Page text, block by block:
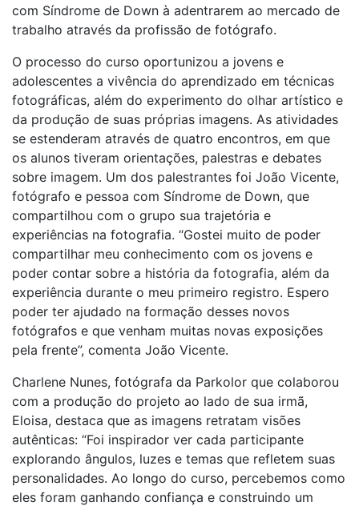
com Síndrome de Down à adentrarem ao mercado de
trabalho através da profissão de fotógrafo.
O processo do curso oportunizou a jovens e
adolescentes a vivência do aprendizado em técnicas
fotográficas, além do experimento do olhar artístico e
da produção de suas próprias imagens. As atividades
se estenderam através de quatro encontros, em que
os alunos tiveram orientações, palestras e debates
sobre imagem. Um dos palestrantes foi João Vicente,
fotógrafo e pessoa com Síndrome de Down, que
compartilhou com o grupo sua trajetória e
experiências na fotografia. “Gostei muito de poder
compartilhar meu conhecimento com os jovens e
poder contar sobre a história da fotografia, além da
experiência durante o meu primeiro registro. Espero
poder ter ajudado na formação desses novos
fotógrafos e que venham muitas novas exposições
pela frente”, comenta João Vicente.
Charlene Nunes, fotógrafa da Parkolor que colaborou
com a produção do projeto ao lado de sua irmã,
Eloisa, destaca que as imagens retratam visões
autênticas: “Foi inspirador ver cada participante
explorando ângulos, luzes e temas que refletem suas
personalidades. Ao longo do curso, percebemos como
eles foram ganhando confiança e construindo um